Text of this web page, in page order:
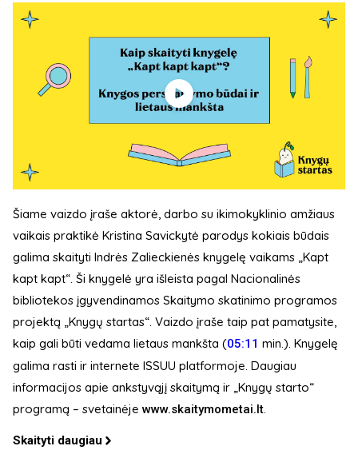
Šiame vaizdo įraše aktorė, darbo su ikimokyklinio amžiaus
vaikais praktikė Kristina Savickytė parodys kokiais būdais
galima skaityti Indrės Zalieckienės knygelę vaikams „Kapt
kapt kapt“. Ši knygelė yra išleista pagal Nacionalinės
bibliotekos įgyvendinamos Skaitymo skatinimo programos
projektą „Knygų startas“. Vaizdo įraše taip pat pamatysite,
kaip gali būti vedama lietaus mankšta (05:11 ​ min.). Knygelę
galima rasti ir internete ISSUU platformoje. Daugiau
informacijos apie ankstyvąjį skaitymą ir „Knygų starto“
programą – svetainėje www.skaitymometai.lt
Skaityti daugiau